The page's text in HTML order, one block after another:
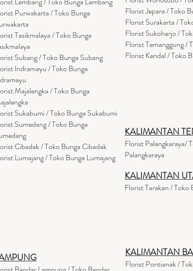
Purwakarta / Toko Bunga
Tasikmalaya / Toko Bunga
Subang / Toko Bunga Subang
Indramayu / Toko Bunga
Majalengka / Toko Bunga
Sukabumi / Toko Bunga Sukabumi
Sumedang / Toko Bunga
Cibadak / Toko Bunga Cibadak
Lumajang / Toko Bunga Lumajang
Florist Jepara / Toko
Florist Surakarta /
Florist Sukoharjo /
Florist Temanggung /
Florist Kendal / Toko
KALIMANTAN
Florist Palangkaraya/
Palangkaraya
KALIMANTAN
Florist Tarakan / Toko
KALIMANTAN
Florist Pontianak /